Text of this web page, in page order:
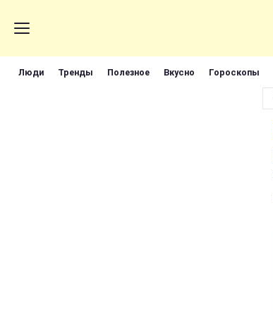
Люди Тренды Полезное Вкусно Гороскопы